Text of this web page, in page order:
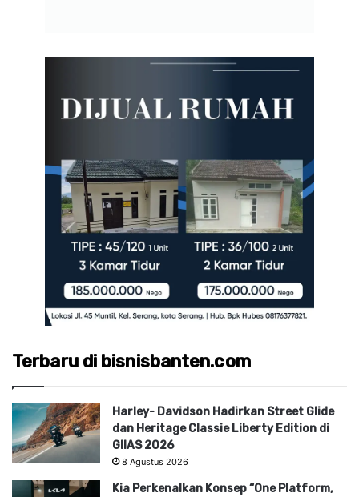
Terbaru di bisnisbanten.com
Harley- Davidson Hadirkan Street Glide
dan Heritage Classie Liberty Edition di
GIIAS 2026
8 Agustus 2026
Kia Perkenalkan Konsep “One Platform,